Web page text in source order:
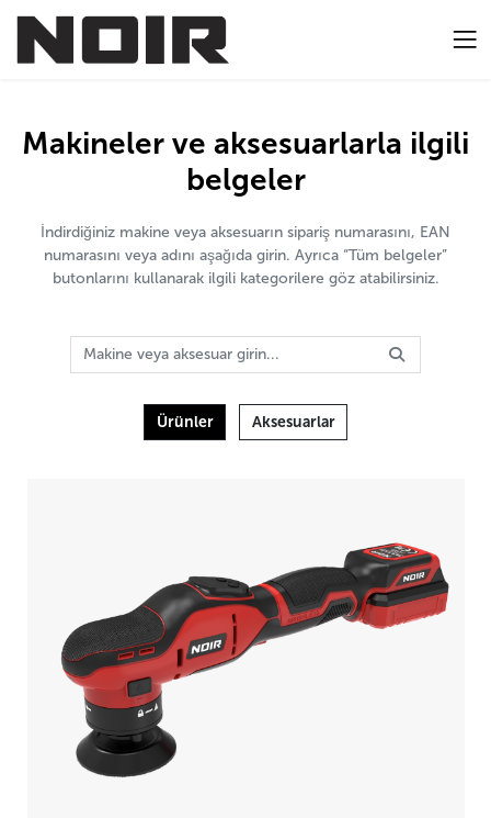
Makineler ve aksesuarlarla ilgili
belgeler
İndirdiğiniz makine veya aksesuarın sipariş numarasını, EAN
numarasını veya adını aşağıda girin. Ayrıca “Tüm belgeler”
butonlarını kullanarak ilgili kategorilere göz atabilirsiniz.
Ürünler Aksesuarlar